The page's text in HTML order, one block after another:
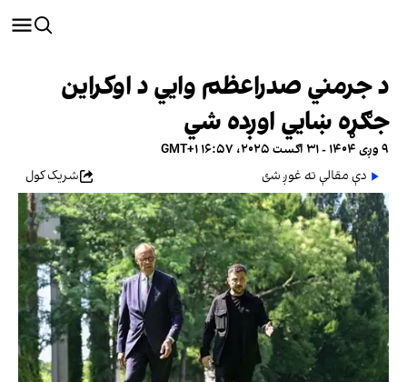
د جرمني صدراعظم وايي د اوکراین
جګړه ښايي اوږده شي
۹ وږی ۱۴۰۴ - ۳۱ اګست ۲۰۲۵، ۱۶:۵۷ GMT+۱
دې مقالې ته غوږ شئ
شریک کول